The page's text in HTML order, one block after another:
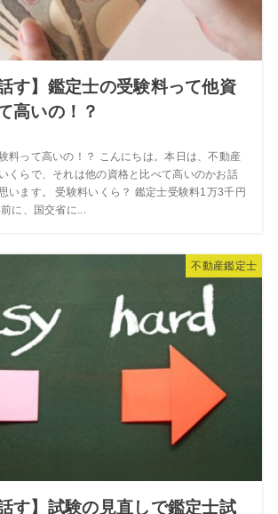
す】鑑定士の受験料って他資
高いの！？
料って高いの！？ こんにちは。本日は、不動産
くらで、それは他の資格と比べて高いのかお話
います。 受験料いくら？ 鑑定士受験料1万3千円
に、国交省に...
不動産鑑定士
す】試験の見直しで鑑定士試